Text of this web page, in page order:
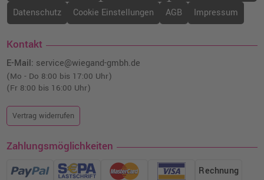
Datenschutz
Cookie Einstellungen AGB Impressum
Kontakt
E-Mail: service@wiegand-gmbh.de
(Mo - Do 8:00 bis 17:00 Uhr)
(Fr 8:00 bis 16:00 Uhr)
Vertrag widerrufen
Zahlungsmöglichkeiten
Rechnung